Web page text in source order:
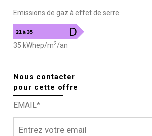
Emissions de gaz à effet de serre
35 kWhep/m2/an
Nous contacter
pour cette offre
EMAIL*